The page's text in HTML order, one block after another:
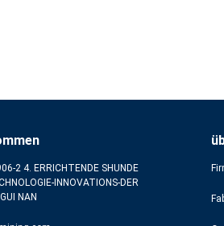
2 4. ERRICHTENDE SHUNDE
INNOVATIONS-DER
NAN